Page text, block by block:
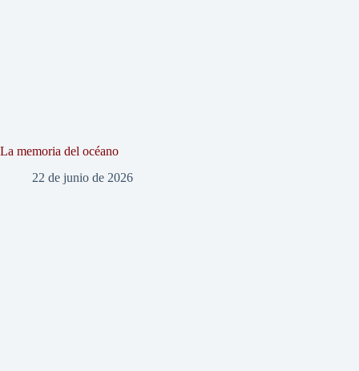
La memoria del océano
22 de junio de 2026